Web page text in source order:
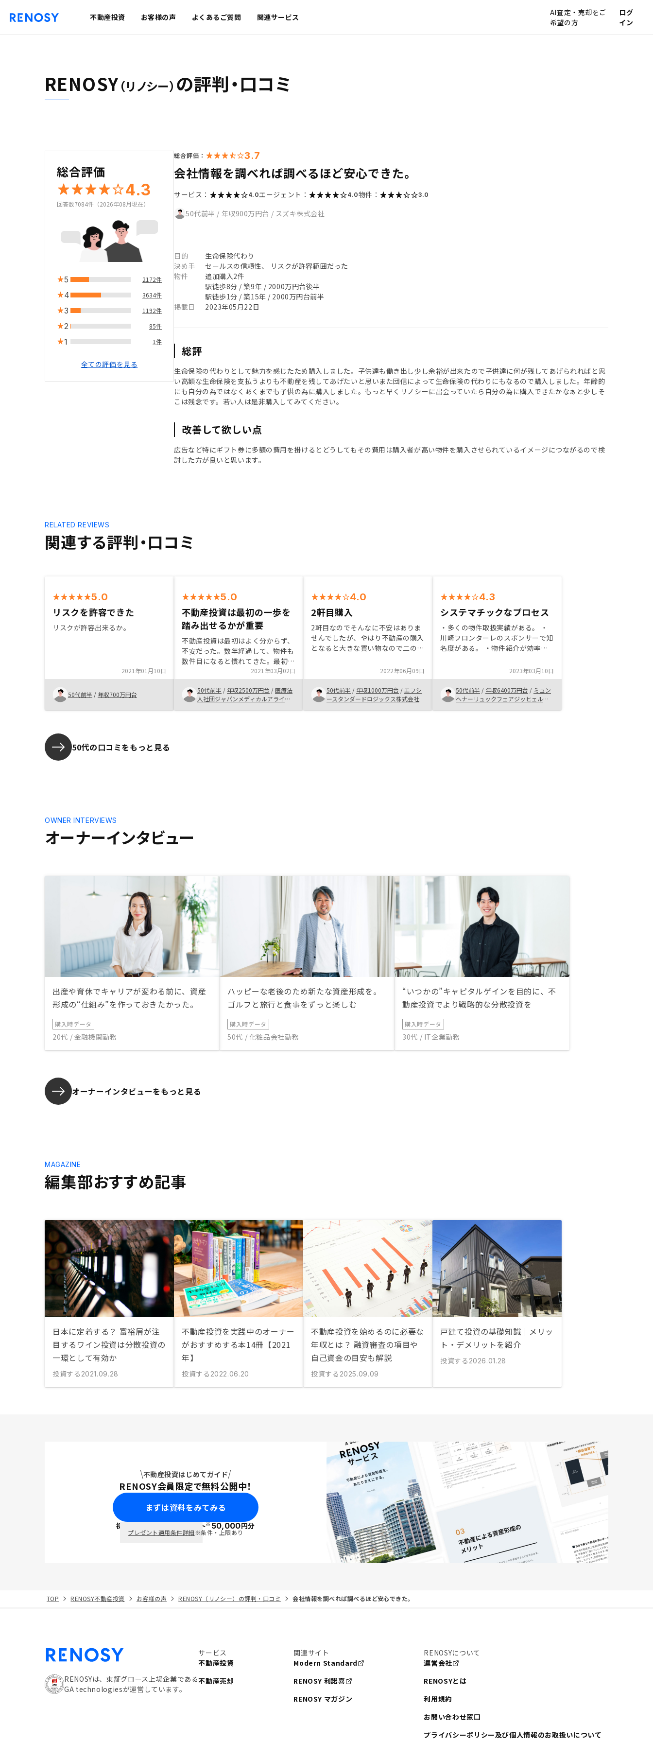
不動産投資 お客様の声 よくあるご質問 関連サービス
AI査定・売却をご
希望の方
ログ
イン
RENOSY（リノシー） の評判・口コミ
総合評価
4.3
回答数7084件（2026年08月現在）
5 2172件
4 3634件
3 1192件
2 85件
1 1件
全ての評価を見る
総合評価： 3.7
会社情報を調べれば調べるほど安心できた。
サービス： 4.0エージェント： 4.0物件： 3.0
50代前半 / 年収900万円台 / スズキ株式会社
目的
生命保険代わり
決め手
セールスの信頼性、 リスクが許容範囲だった
物件
追加購入2件
駅徒歩8分 / 築9年 / 2000万円台後半
駅徒歩1分 / 築15年 / 2000万円台前半
掲載日
2023年05月22日
総評
生命保険の代わりとして魅力を感じたため購入しました。子供達も働き出し少し余裕が出来たので子供達に何が残してあげられればと思
い高額な生命保険を支払うよりも不動産を残してあげたいと思いまた団信によって生命保険の代わりにもなるので購入しました。年齢的
にも自分の為ではなくあくまでも子供の為に購入しました。もっと早くリノシーに出会っていたら自分の為に購入できたかなぁと少しそ
こは残念です。若い人は是非購入してみてください。
改善して欲しい点
広告など特にギフト券に多額の費用を掛けるとどうしてもその費用は購入者が高い物件を購入させられているイメージにつながるので検
討した方が良いと思います。
関連する評判・口コミ
RELATED REVIEWS
5.0
リスクを許容できた
リスクが許容出来るか。
2021年01月10日
50代前半 / 年収700万円台
5.0
不動産投資は最初の一歩を
踏み出せるかが重要
不動産投資は最初はよく分からず、
不安だった。数年経過して、物件も
数件目になると慣れてきた。最初の
一歩を踏み出せるかどうかにかかっ
ていると思う。
2021年03月02日
50代前半 / 年収2500万円台 /医療法
人社団ジャパンメディカルアライア
4.0
2軒目購入
2軒目なのでそんなに不安はありま
せんでしたが、やはり不動産の購入
となると大きな買い物なので二の足
の後押しもあり、購入に踏み切りま
した。 キャンペーン期間だったこ
ともあり、お得に購入できたと思い
ます。
2022年06月09日
50代前半 / 年収1000万円台 /エフシ
ースタンダードロジックス株式会社
4.3
システマチックなプロセス
・多くの物件取扱実績がある。 ・
川崎フロンターレのスポンサーで知
名度がある。 ・物件紹介が効率的
答がスピーディーな点 ・疑問への
対応が的確で早い点 ・情報提供が
多い点
2023年03月10日
50代前半 / 年収6400万円台 / ミュン
ヘナーリュックフェアジッヒェルン
50代の口コミをもっと見る
オーナーインタビュー
OWNER INTERVIEWS
出産や育休でキャリアが変わる前に、資産
形成の“仕組み”を作っておきたかった。
購入時データ
20代 / 金融機関勤務
ハッピーな老後のため新たな資産形成を。
ゴルフと旅行と食事をずっと楽しむ
購入時データ
50代 / 化粧品会社勤務
“いつかの”キャピタルゲインを目的に、不
動産投資でより戦略的な分散投資を
購入時データ
30代 / IT企業勤務
オーナーインタビューをもっと見る
編集部おすすめ記事
MAGAZINE
日本に定着する？ 富裕層が注
目するワイン投資は分散投資の
一環として有効か
投資する 2021.09.28
不動産投資を実践中のオーナー
がおすすめする本14冊【2021
年】
投資する 2022.06.20
不動産投資を始めるのに必要な
年収とは？ 融資審査の項目や
自己資金の目安も解説
投資する 2025.09.09
戸建て投資の基礎知識｜メリッ
ト・デメリットを紹介
投資する 2026.01.28
不動産投資はじめてガイド
RENOSY会員限定で無料公開中！
まずは資料をみてみる
初回面談で ポイント※50,000円分
プレゼント適用条件詳細※条件・上限あり
TOP RENOSY不動産投資 お客様の声 RENOSY（リノシー）の評判・口コミ 会社情報を調べれば調べるほど安心できた。
RENOSYは、東証グロース上場企業である
GA technologiesが運営しています。
サービス
不動産投資
不動産売却
関連サイト
Modern Standard
RENOSY 利諾喜
RENOSY マガジン
RENOSYについて
運営会社
RENOSYとは
利用規約
お問い合わせ窓口
プライバシーポリシー及び個人情報のお取扱いについて